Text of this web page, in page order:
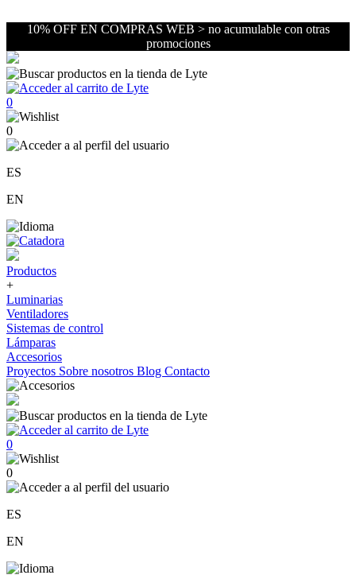
10% OFF EN COMPRAS WEB > no acumulable con otras
promociones
0
0
ES
EN
Productos
+
Luminarias
Ventiladores
Sistemas de control
Lámparas
Accesorios
Proyectos Sobre nosotros Blog Contacto
0
0
ES
EN